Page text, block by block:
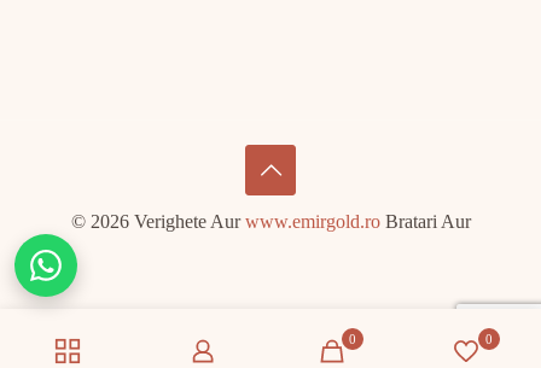
© 2026 Verighete Aurwww.emirgold.roBratari Aur
0 0
Chat
on
WhatsApp